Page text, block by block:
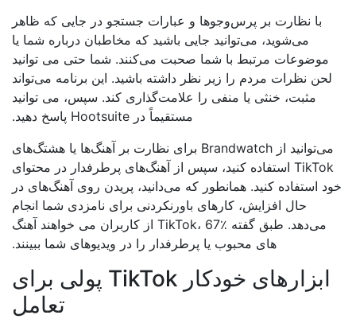
با نظارت بر پرس‌و‌جوها و عبارات جستجو در جایی که ظاهر
می‌شوید، می‌توانید جایی باشید که مخاطبان درباره شما یا
موضوعات مرتبط با شما صحبت می‌کنند. شما حتی می توانید
لحن نظرات مردم را زیر نظر داشته باشید. این برنامه می‌تواند
مثبت، خنثی یا منفی را علامت‌گذاری کند. سپس، می توانید
مستقیماً در Hootsuite پاسخ دهید.
می‌توانید از Brandwatch برای نظارت بر آهنگ‌ها یا هشتگ‌های
TikTok استفاده کنید، سپس از آهنگ‌های پرطرفدار در محتوای
استفاده کنید. همانطور که می‌دانید، پریدن روی آهنگ‌های در
حال افزایش، کارهای باورنکردنی برای نامزدی شما انجام
می‌دهد. طبق گفته TikTok، 67٪ از کاربران می خواهند آهنگ
های محبوب یا پرطرفدار را در ویدیوهای شما ببینند.
ابزارهای خودکار TikTok پولی برای
تعامل